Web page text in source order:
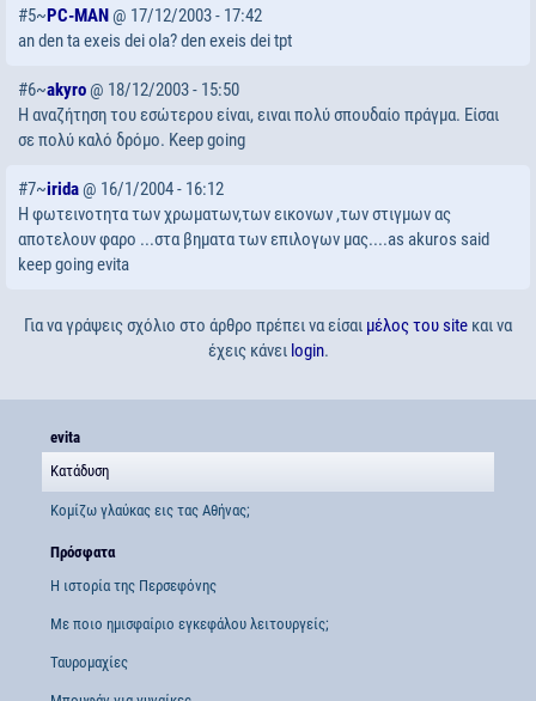
#5~ PC-MAN @ 17/12/2003 - 17:42
an den ta exeis dei ola? den exeis dei tpt
#6~akyro @ 18/12/2003 - 15:50
Η αναζήτηση του εσώτερου είναι, ειναι πολύ σπουδαίο πράγμα. Είσαι
σε πολύ καλό δρόμο. Keep going
#7~irida@ 16/1/2004 - 16:12
Η φωτεινοτητα των χρωματων,των εικονων ,των στιγμων ας
αποτελουν φαρο ...στα βηματα των επιλογων μας....as akuros said
keep going evita
Για να γράψεις σχόλιο στο άρθρο πρέπει να είσαι μέλος του site και να
έχεις κάνει login.
evita
Κατάδυση
Κομίζω γλαύκας εις τας Αθήνας;
Πρόσφατα
Η ιστορία της Περσεφόνης
Με ποιο ημισφαίριο εγκεφάλου λειτουργείς;
Ταυρομαχίες